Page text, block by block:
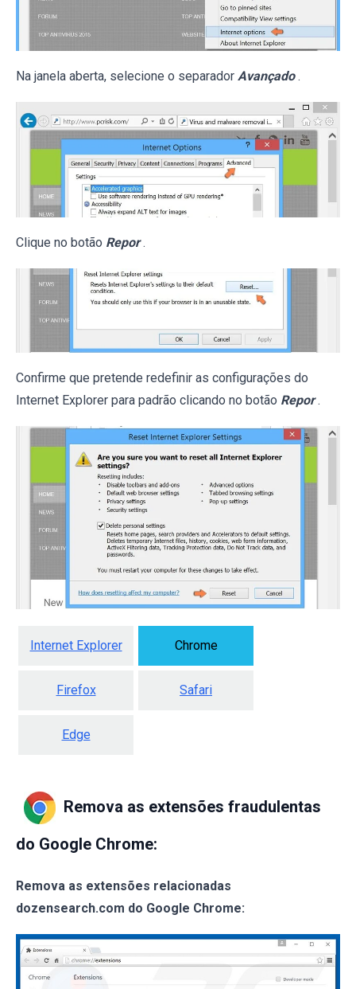
Na janela aberta, selecione o separador Avançado .
Clique no botão Repor .
Confirme que pretende redefinir as configurações do
Internet Explorer para padrão clicando no botão Repor .
Internet Explorer Chrome
Firefox Safari
Edge
Remova as extensões fraudulentas
do Google Chrome:
Remova as extensões relacionadas
dozensearch.com do Google Chrome: